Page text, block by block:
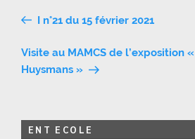
Navigation
de
l’article
I n°21 du 15 février 2021
Visite au MAMCS de l’exposition
Huysmans »
ENT ECOLE